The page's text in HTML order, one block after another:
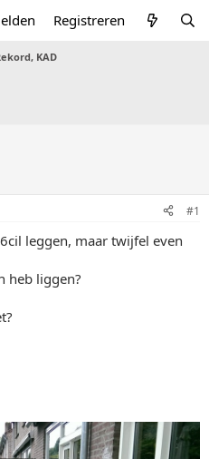
Registreren
KAD
#1
leggen, maar twijfel even
heb liggen?